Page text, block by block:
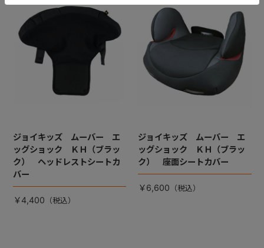
ジョイキッズ ムーバー エ
ッグショック ＫＨ（ブラッ
ク） ヘッドレストシートカ
バー
￥4,400
ジョイキッズ ムーバー エ
ッグショック ＫＨ（ブラッ
ク） 座面シートカバー
￥6,600